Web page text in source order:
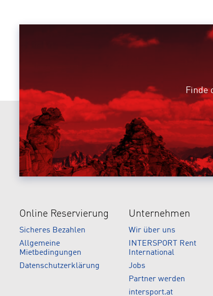
Finde
Online Reservierung
Sicheres Bezahlen
Allgemeine
Mietbedingungen
Datenschutzerklärung
Unternehmen
Wir über uns
INTERSPORT Rent
International
Jobs
Partner werden
intersport.at